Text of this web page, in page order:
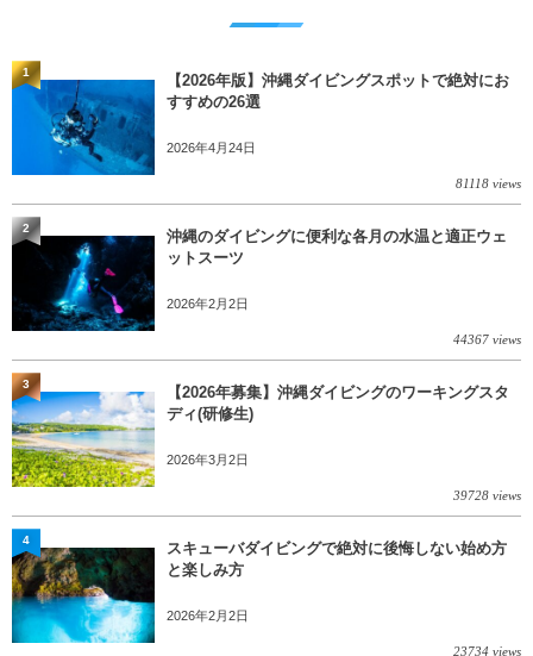
【2026年版】沖縄ダイビングスポットで絶対にお
すすめの26選
2026年4月24日
81118 views
1
沖縄のダイビングに便利な各月の水温と適正ウェ
ットスーツ
2026年2月2日
44367 views
2
【2026年募集】沖縄ダイビングのワーキングスタ
ディ(研修生)
2026年3月2日
39728 views
3
スキューバダイビングで絶対に後悔しない始め方
と楽しみ方
2026年2月2日
23734 views
4